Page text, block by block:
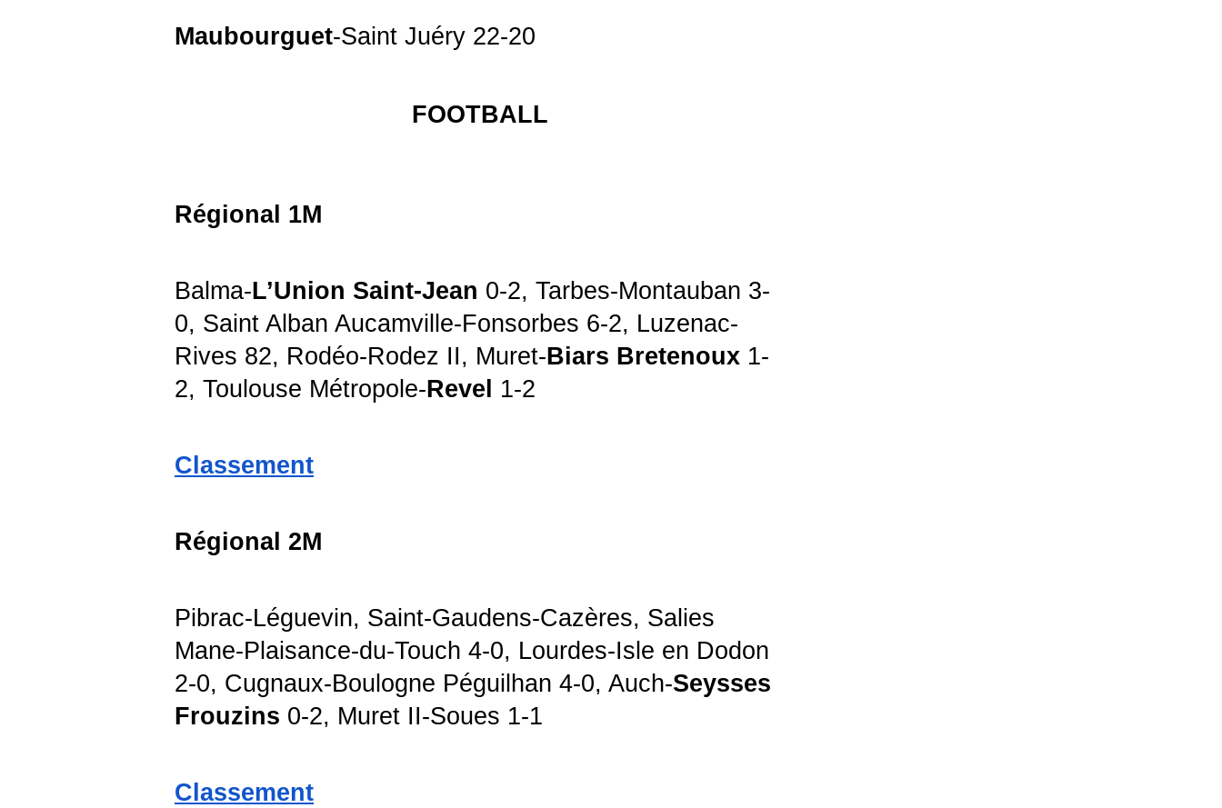
Maubourguet-Saint Juéry 22-20
FOOTBALL
Régional 1M
Balma-L’Union Saint-Jean 0-2, Tarbes-Montauban 3-
0, Saint Alban Aucamville-Fonsorbes 6-2, Luzenac-
Rives 82, Rodéo-Rodez II, Muret-Biars Bretenoux 1-
2, Toulouse Métropole-Revel 1-2
Classement
Régional 2M
Pibrac-Léguevin, Saint-Gaudens-Cazères, Salies
Mane-Plaisance-du-Touch 4-0, Lourdes-Isle en Dodon
2-0, Cugnaux-Boulogne Péguilhan 4-0, Auch-Seysses
Frouzins 0-2, Muret II-Soues 1-1
Classement